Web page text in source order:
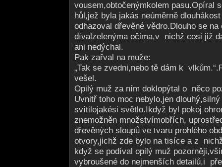
vousem,obtočenýmkolem pasu.Opíral
hůl,jež byla jakás neúměrně
odhazoval dřevěné vědro.Dlouho se na
dívalzelenýma očima,v nichž cosi již
ani nedýchal.
Pak zařval na muže:
„Tak se zvedni,nebo tě dám k
vešel.
Opilý muž za ním doklopýtal o něco
Uvnitř toho moc nebylo,jen
svítilojakési světlo.Ikdyž byl pokoj
znemožněn množstvímobřích,
dřevěných sloupů ve tvaru prohlého
otvory,jichž zde bylo na tisíce a z
když se podíval opilý muž
vybroušené do nejmenších detailů,i